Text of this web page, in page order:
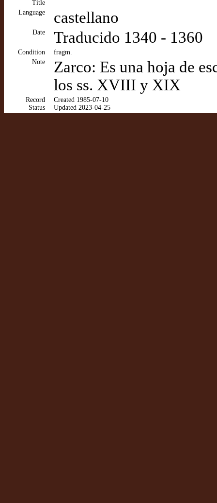
Title
Language
castellano
Date Traducido 1340 - 1360
Condition
fragm.
Note
Zarco: Es una hoja de
los ss. XVIII y XIX
Record
Status
Created 1985-07-10
Updated 2023-04-25